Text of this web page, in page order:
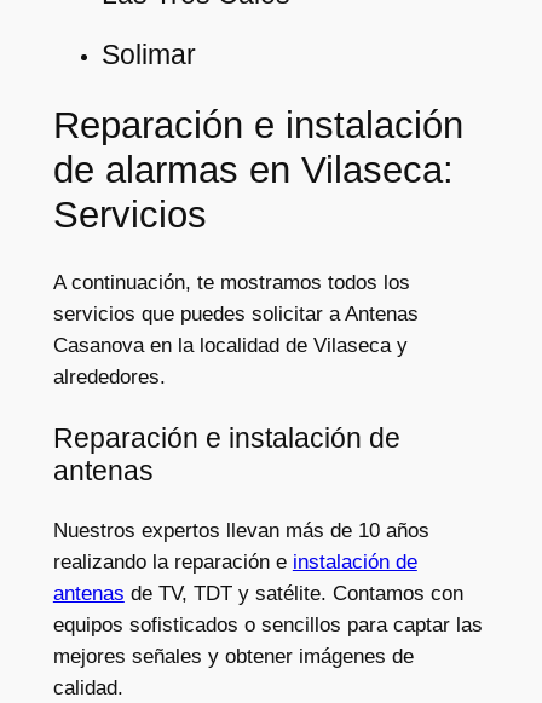
Solimar
Reparación e instalación
de alarmas en Vilaseca:
Servicios
A continuación, te mostramos todos los
servicios que puedes solicitar a Antenas
Casanova en la localidad de Vilaseca y
alrededores.
Reparación e instalación de
antenas
Nuestros expertos llevan más de 10 años
realizando la reparación e instalación de
antenas de TV, TDT y satélite. Contamos con
equipos sofisticados o sencillos para captar las
mejores señales y obtener imágenes de
calidad.